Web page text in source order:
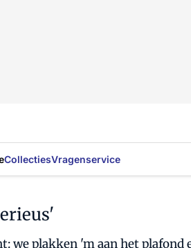
CollectiesVragenservice
we plakken 'm aan het